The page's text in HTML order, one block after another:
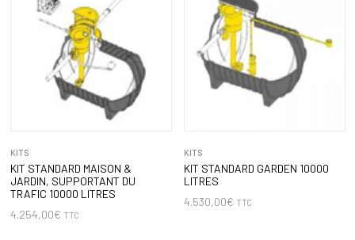
KITS
KIT STANDARD MAISON &
JARDIN, SUPPORTANT DU
TRAFIC 10000 LITRES
4.254,00€ TTC
KITS
KIT STANDARD GARDEN 10000
LITRES
4.530,00€ TTC